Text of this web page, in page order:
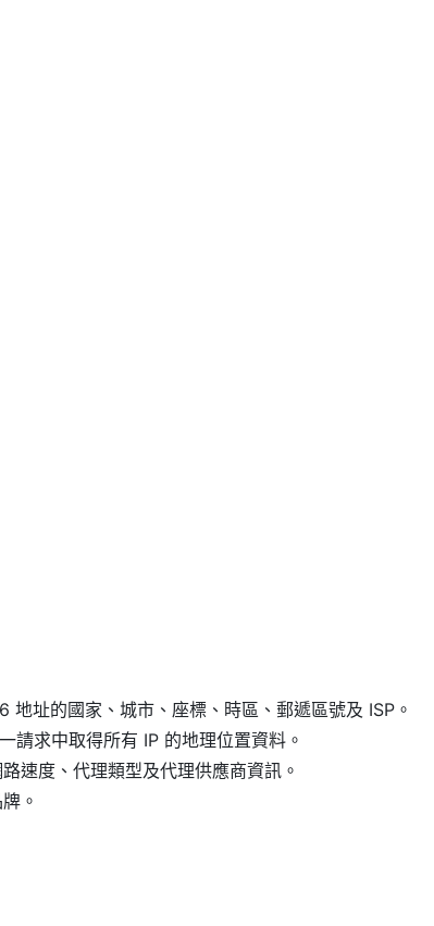
地址的國家、城市、座標、時區、郵遞區號及 ISP。
求中取得所有 IP 的地理位置資料。
速度、代理類型及代理供應商資訊。
。